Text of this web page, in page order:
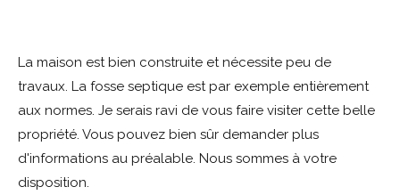
La maison est bien construite et nécessite peu de
travaux. La fosse septique est par exemple entièrement
aux normes. Je serais ravi de vous faire visiter cette belle
propriété. Vous pouvez bien sûr demander plus
d'informations au préalable. Nous sommes à votre
disposition.